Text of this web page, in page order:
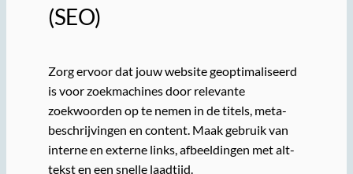
(SEO)
Zorg ervoor dat jouw website geoptimaliseerd
is voor zoekmachines door relevante
zoekwoorden op te nemen in de titels, meta-
beschrijvingen en content. Maak gebruik van
interne en externe links, afbeeldingen met alt-
tekst en een snelle laadtijd.